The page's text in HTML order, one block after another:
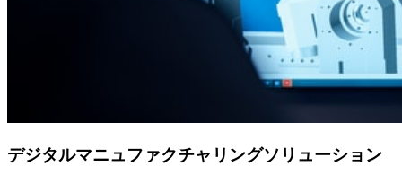
デジタルマニュファクチャリングソリューション